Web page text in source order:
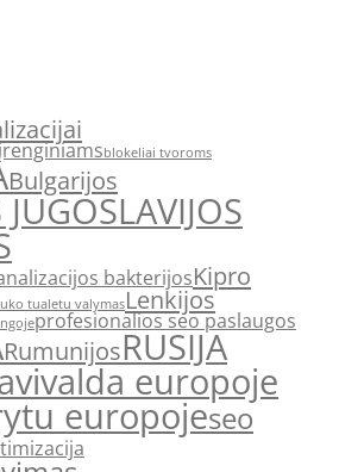
blokeliai tvoroms
Bulgarijos
bakterijosKipro
tualetu valymasLenkijos
profesionalios seo paslaugos
RumunijosRUSIJA
europoje
europojeseo